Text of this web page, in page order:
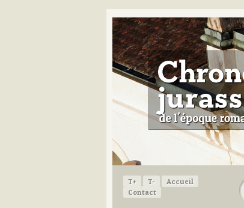
T+ T-
Accueil
Contact